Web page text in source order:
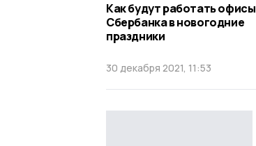
Как будут работать офисы
Сбербанка в новогодние
праздники
30 декабря 2021, 11:53